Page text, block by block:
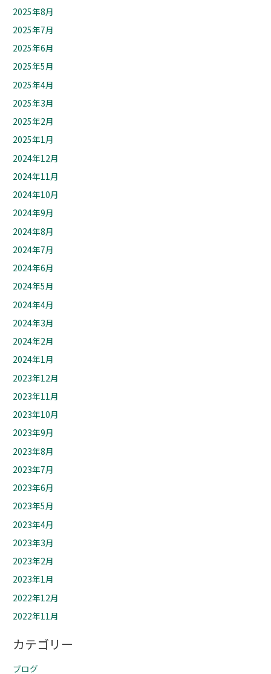
2025年8月
2025年7月
2025年6月
2025年5月
2025年4月
2025年3月
2025年2月
2025年1月
2024年12月
2024年11月
2024年10月
2024年9月
2024年8月
2024年7月
2024年6月
2024年5月
2024年4月
2024年3月
2024年2月
2024年1月
2023年12月
2023年11月
2023年10月
2023年9月
2023年8月
2023年7月
2023年6月
2023年5月
2023年4月
2023年3月
2023年2月
2023年1月
2022年12月
2022年11月
カテゴリー
ブログ